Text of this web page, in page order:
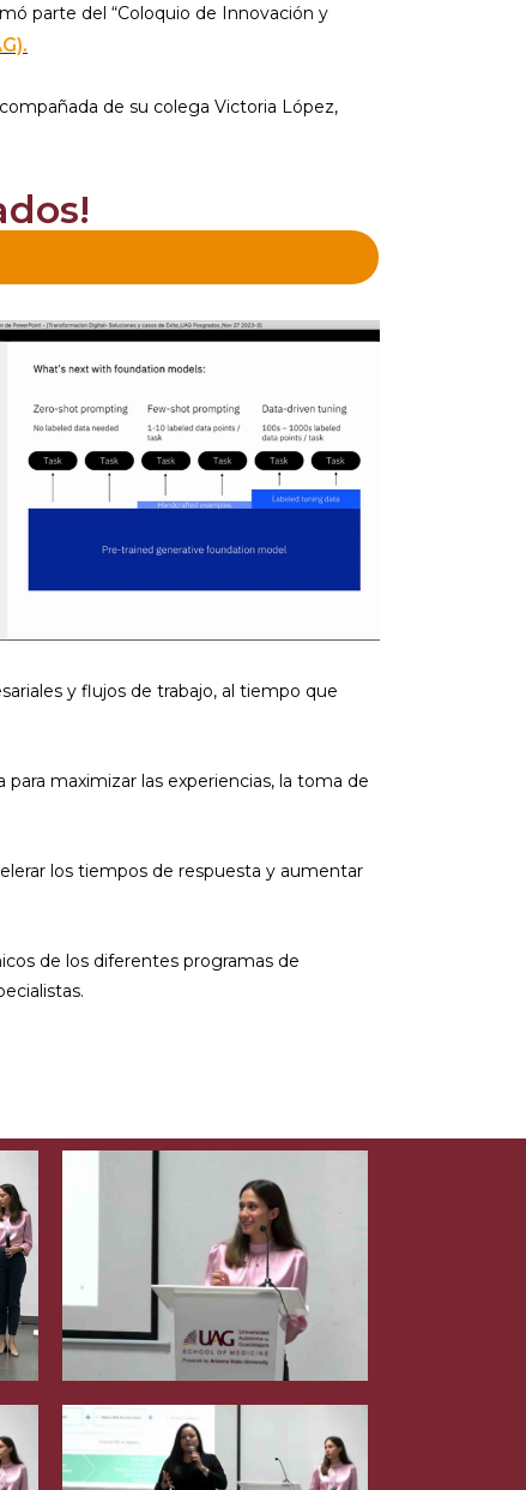
parte del “Coloquio de Innovación y
de su colega Victoria López,
y flujos de trabajo, al tiempo que
maximizar las experiencias, la toma de
los tiempos de respuesta y aumentar
de los diferentes programas de